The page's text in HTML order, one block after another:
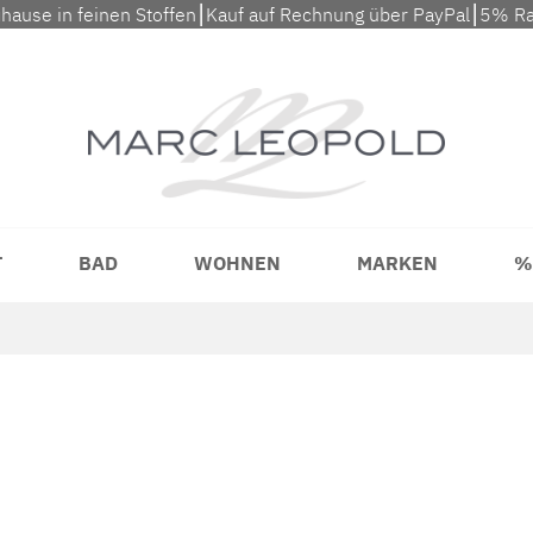
in feinen Stoffen⎮Kauf auf Rechnung über PayPal⎮5%
BAD WOHNEN MARKEN